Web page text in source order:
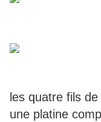
les quatre fils
une platine